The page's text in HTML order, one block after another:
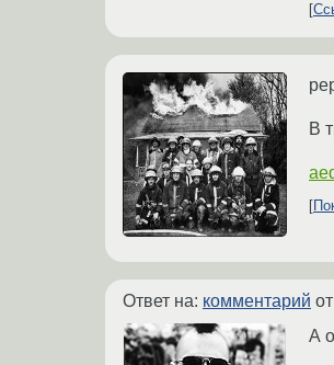
В
Ответ на: комментарий
А